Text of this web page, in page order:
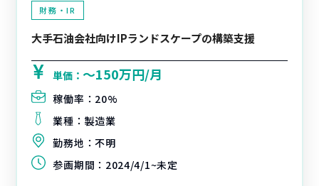
財務・IR
大手石油会社向けIPランドスケープの構築支援
単価：〜150万円/月
稼働率： 20%
業種： 製造業
勤務地：不明
参画期間： 2024/4/1~未定